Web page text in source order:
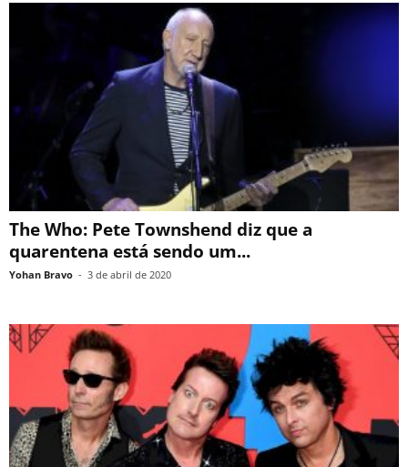
The Who: Pete Townshend diz que a
quarentena está sendo um...
Yohan Bravo - 3 de abril de 2020